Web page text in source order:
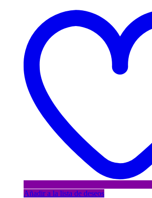
Añadir a la lista de deseos